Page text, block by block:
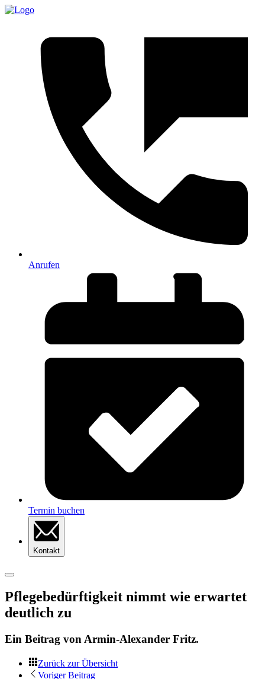
Anrufen
Termin buchen
Kontakt
Pflegebedürftigkeit nimmt wie erwartet
deutlich zu
Ein Beitrag von Armin-Alexander Fritz.
Zurück zur Übersicht
Voriger Beitrag